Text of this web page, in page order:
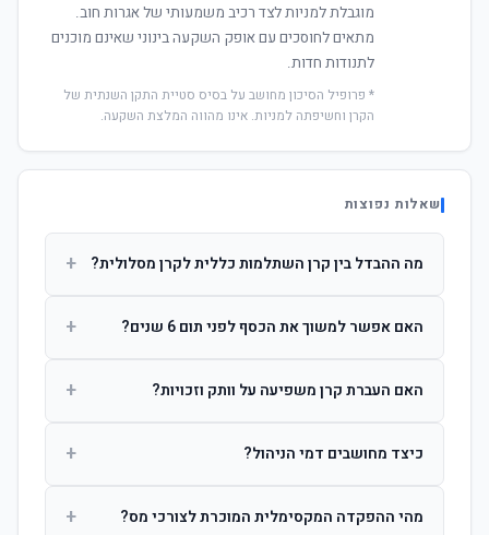
מוגבלת למניות לצד רכיב משמעותי של אגרות חוב.
מתאים לחוסכים עם אופק השקעה בינוני שאינם מוכנים
לתנודות חדות.
* פרופיל הסיכון מחושב על בסיס סטיית התקן השנתית של
הקרן וחשיפתה למניות. אינו מהווה המלצת השקעה.
שאלות נפוצות
מה ההבדל בין קרן השתלמות כללית לקרן מסלולית? +
ההשקעות. קרן מסלולית עוקבת אחרי מדד ספציפי ומאפשרת
האם אפשר למשוך את הכסף לפני תום 6 שנים? +
הרווחים. לאחר 6 שנים ניתן למשוך פטור ממס עד לתקרה
האם העברת קרן משפיעה על וותק וזכויות? +
החברות. הוותק ממשיך להיספר מיום ההפקדה הראשונה.
כיצד מחושבים דמי הניהול? +
ומתן על שיעורם בעת הצטרפות.
מהי ההפקדה המקסימלית המוכרת לצורכי מס? +